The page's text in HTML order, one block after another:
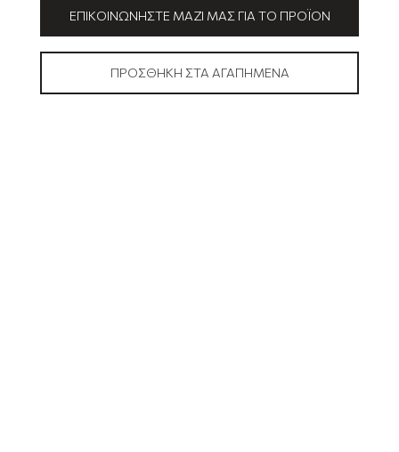
ΕΠΙΚΟΙΝΩΝΉΣΤΕ ΜΑΖΊ ΜΑΣ ΓΙΑ ΤΟ ΠΡΟΪΌΝ
ΠΡΟΣΘΉΚΗ ΣΤΑ ΑΓΑΠΗΜΈΝΑ